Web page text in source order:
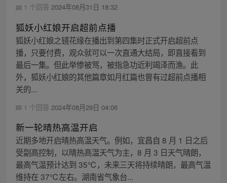
1 个回答 2024年08月31日 18:32
狐妖小红娘开启超前点播
狐妖小红娘之镜花缘在播出到第四集时正式开启超前点
播，只要付费，观众就可以一次直通大结局，即直接看到
最后一集。但此举惨被骂，被指急功近利竭泽而渔。此
外，狐妖小红娘的其他篇章如月红篇也曾有过超前点播相
关的...
1 个回答 2024年08月29日 04:06
新一轮晴热高温开启
近期多地开启晴热高温天气。例如，宜昌自 8 月 1 日之后
受副高控制，以晴热高温天气为主，8 月 3 日天气晴朗，
最高气温预计达到 35℃，未来三天将持续晴朗，最高气温
维持在 37℃左右。湖南省气象台...